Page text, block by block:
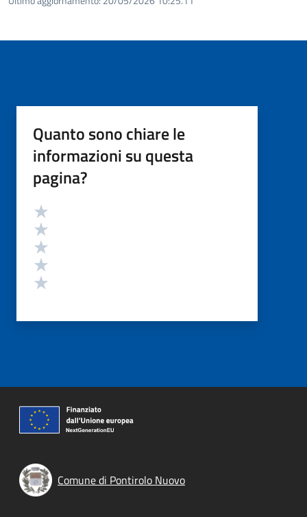
Quanto sono chiare le
informazioni su questa
pagina?
Valutazione
Comune di Pontirolo Nuovo